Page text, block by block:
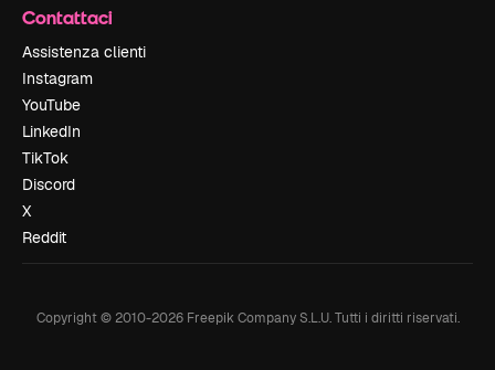
Contattaci
Assistenza clienti
Instagram
YouTube
LinkedIn
TikTok
Discord
X
Reddit
Copyright © 2010-2026Freepik Company S.L.U. Tutti i diritti riservati.